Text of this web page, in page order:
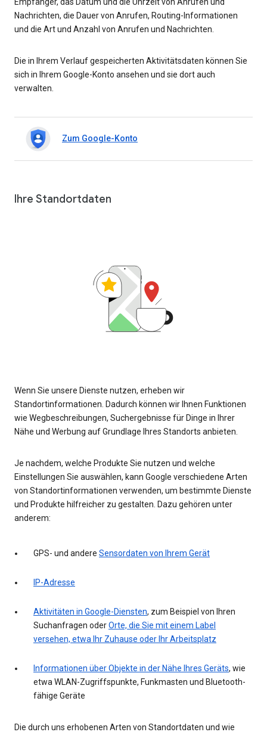
Empfänger, das Datum und die Uhrzeit von Anrufen und
Nachrichten, die Dauer von Anrufen, Routing-Informationen
und die Art und Anzahl von Anrufen und Nachrichten.
Die in Ihrem Verlauf gespeicherten Aktivitätsdaten können Sie
sich in Ihrem Google-Konto ansehen und sie dort auch
verwalten.
Zum Google-Konto
Ihre Standortdaten
Wenn Sie unsere Dienste nutzen, erheben wir
Standortinformationen. Dadurch können wir Ihnen Funktionen
wie Wegbeschreibungen, Suchergebnisse für Dinge in Ihrer
Nähe und Werbung auf Grundlage Ihres Standorts anbieten.
Je nachdem, welche Produkte Sie nutzen und welche
Einstellungen Sie auswählen, kann Google verschiedene Arten
von Standortinformationen verwenden, um bestimmte Dienste
und Produkte hilfreicher zu gestalten. Dazu gehören unter
anderem:
GPS- und andere Sensordaten von Ihrem Gerät
IP-Adresse
Aktivitäten in Google-Diensten, zum Beispiel von Ihren
Suchanfragen oderOrte, die Sie mit einem Label
versehen, etwa Ihr Zuhause oder Ihr Arbeitsplatz
Informationen über Objekte in der Nähe Ihres Geräts, wie
etwa WLAN-Zugriffspunkte, Funkmasten und Bluetooth-
fähige Geräte
Die durch uns erhobenen Arten von Standortdaten und wie